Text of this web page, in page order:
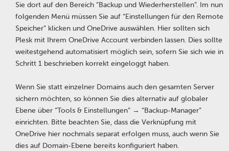
Sie dort auf den Bereich “Backup und Wiederherstellen”. Im nun
folgenden Menü müssen Sie auf “Einstellungen für den Remote
Speicher” klicken und OneDrive auswählen. Hier sollten sich
Plesk mit Ihrem OneDrive Account verbinden lassen. Dies sollte
weitestgehend automatisiert möglich sein, sofern Sie sich wie in
Schritt 1 beschrieben korrekt eingeloggt haben.
Wenn Sie statt einzelner Domains auch den gesamten Server
sichern möchten, so können Sie dies alternativ auf globaler
Ebene über “Tools & Einstellungen” → “Backup-Manager”
einrichten. Bitte beachten Sie, dass die Verknüpfung mit
OneDrive hier nochmals separat erfolgen muss, auch wenn Sie
dies auf Domain-Ebene bereits konfiguriert haben.